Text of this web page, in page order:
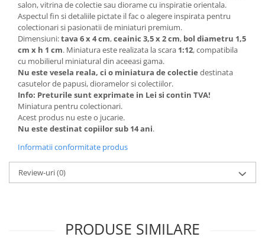
Miniaturi Autoutilitare si Vehicule
Comerciale
Muscle Cars / Sport 1:43
MACHETE AUTO ROMANESTI
Machete Auto Romanesti 1:43
Machete Auto Romanesti 1:18
Machete Auto Romanesti 1:24
MACHETE AUTO SCARA 1:24
MACHETE MILITARE
MACHETE AUTO SCARA 1:18
Machete Auto Scara 1:32 – 1:36 –
MACHETE AUTO SCARA 1:72 - 1:76
salon, vitrina de colectie sau diorame cu inspiratie orientala.
Aspectul fin si detaliile pictate il fac o alegere inspirata pentru
colectionari si pasionatii de miniaturi premium.
Dimensiuni:tava 6 x 4 cm,ceainic 3,5 x 2 cm, bol diametru 1,5
cm x h 1 cm. Miniatura este realizata la scara 1:12, compatibila
cu mobilierul miniatural din aceeasi gama.
Nu este vesela reala, ci o miniatura de colectie destinata
casutelor de papusi, dioramelor si colectiilor.
Info: Preturile sunt exprimate in Lei si contin TVA!
Miniatura pentru colectionari.
Acest produs nu este o jucarie.
Nu este destinat copiilor sub 14 ani.
Informatii conformitate produs
Review-uri(0)
PRODUSE SIMILARE